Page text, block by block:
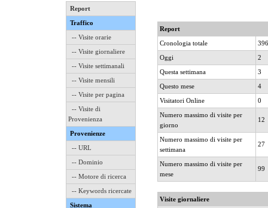
Report
Traffico
-- Visite orarie
-- Visite giornaliere
-- Visite settimanali
-- Visite mensili
-- Visite per pagina
-- Visite di
Provenienza
Provenienze
-- URL
-- Dominio
-- Motore di ricerca
-- Keywords ricercate
Sistema
Report
Cronologia totale
Oggi
2
Questa settimana
3
Questo mese
4
Visitatori Online
0
Numero massimo di visite per
giorno
12
Numero massimo di visite per
settimana
27
Numero massimo di visite per
mese
99
Visite giornaliere